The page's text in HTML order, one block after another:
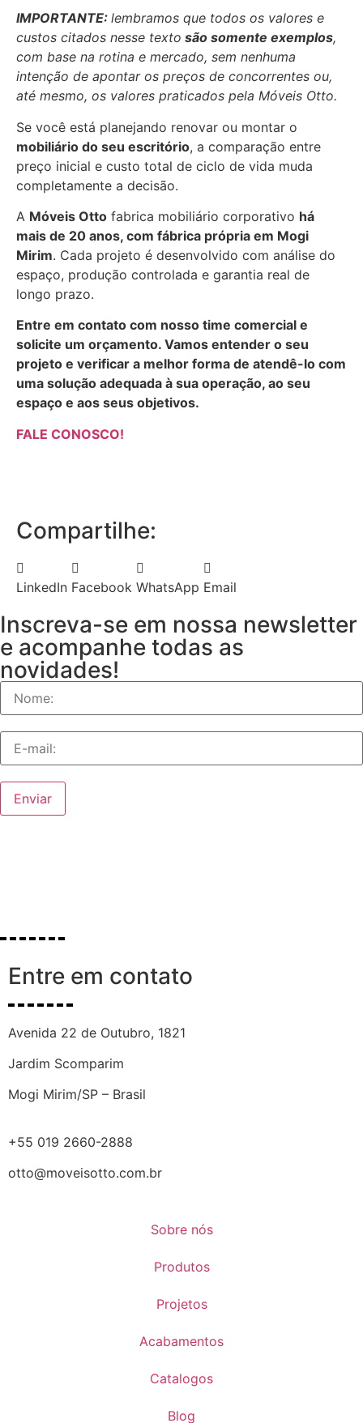
IMPORTANTE: lembramos que todos os valores e
custos citados nesse texto são somente exemplos,
com base na rotina e mercado, sem nenhuma
intenção de apontar os preços de concorrentes ou,
até mesmo, os valores praticados pela Móveis Otto.
Se você está planejando renovar ou montar o
mobiliário do seu escritório, a comparação entre
preço inicial e custo total de ciclo de vida muda
completamente a decisão.
A Móveis Otto fabrica mobiliário corporativo há
mais de 20 anos, com fábrica própria em Mogi
Mirim. Cada projeto é desenvolvido com análise do
espaço, produção controlada e garantia real de
longo prazo.
Entre em contato com nosso time comercial e
solicite um orçamento. Vamos entender o seu
projeto e verificar a melhor forma de atendê-lo com
uma solução adequada à sua operação, ao seu
espaço e aos seus objetivos.
FALE CONOSCO!
Compartilhe:
LinkedIn Facebook WhatsApp Email
Inscreva-se em nossa newsletter
e acompanhe todas as
novidades!
Enviar
Entre em contato
Avenida 22 de Outubro, 1821
Jardim Scomparim
Mogi Mirim/SP – Brasil
+55 019 2660-2888
otto@moveisotto.com.br
Sobre nós
Produtos
Projetos
Acabamentos
Catalogos
Blog